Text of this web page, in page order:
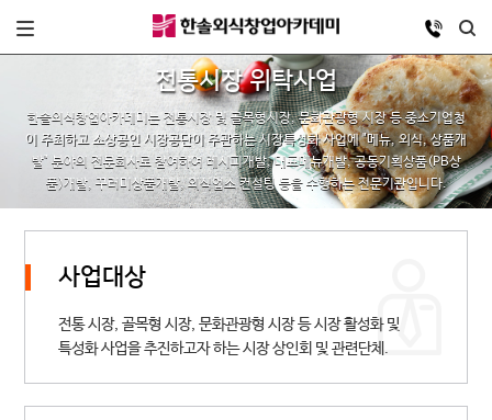
전통시장 위탁사업
한솔외식창업아카데미는 전통시장 및 골목형시장, 문화관광형 시장 등 중소기업청
이 주최하고소상공인 시장공단이 주관하는 시장특성화 사업에 "메뉴, 외식, 상품개
발" 분야의 전문회사로 참여하여 레시피개발, 대표메뉴개발, 공동기획상품(PB상
품)개발, 꾸러미상품개발, 외식업소 컨설팅 등을 수행하는 전문기관입니다.
사업대상
전통 시장, 골목형 시장, 문화관광형 시장 등 시장 활성화 및
특성화사업을 추진하고자 하는 시장 상인회 및 관련단체.